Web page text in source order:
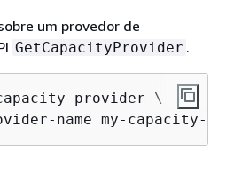
um provedor de
GetCapacityProvider .
provider \
name my-capacity-